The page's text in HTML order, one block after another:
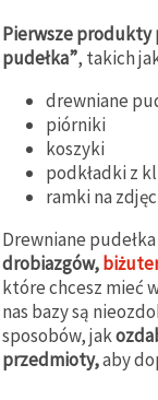
Pierwsze produkty
pudełka”, takich
drewniane
piórniki
koszyki
podkładki z
ramki na
Drewniane
drobiazgów,
które chcesz mieć
nas bazy są
sposobów, jak
przedmioty,aby